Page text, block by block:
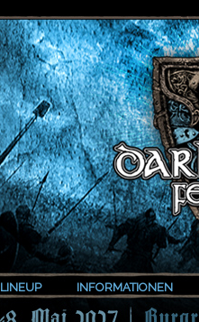
LINEUP INFORMATIONEN